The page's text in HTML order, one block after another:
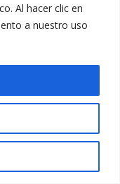
Al hacer clic en
a nuestro uso